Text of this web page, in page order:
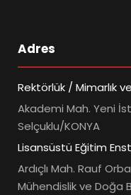
Adres
Rektörlük / Mimarlık
Akademi Mah. Yeni
Selçuklu/KONYA
Lisansüstü Eğitim
Ardıçlı Mah. Rauf
Mühendislik ve Doğa